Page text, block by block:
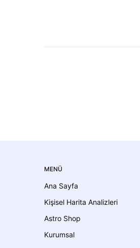
MENÜ
Ana Sayfa
Kişisel Harita Analizleri
Astro Shop
Kurumsal